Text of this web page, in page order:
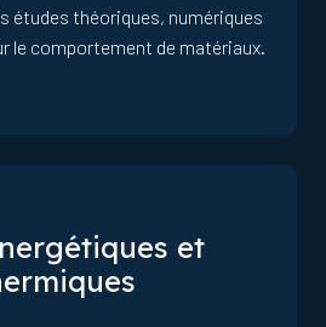
études théoriques, numériques
le comportement de matériaux.
et